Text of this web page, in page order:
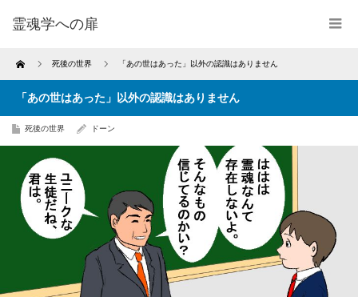
霊魂学への扉
Home 死後の世界 「あの世はあった」以外の認識はありません
「あの世はあった」以外の認識はありません
死後の世界 ドーン